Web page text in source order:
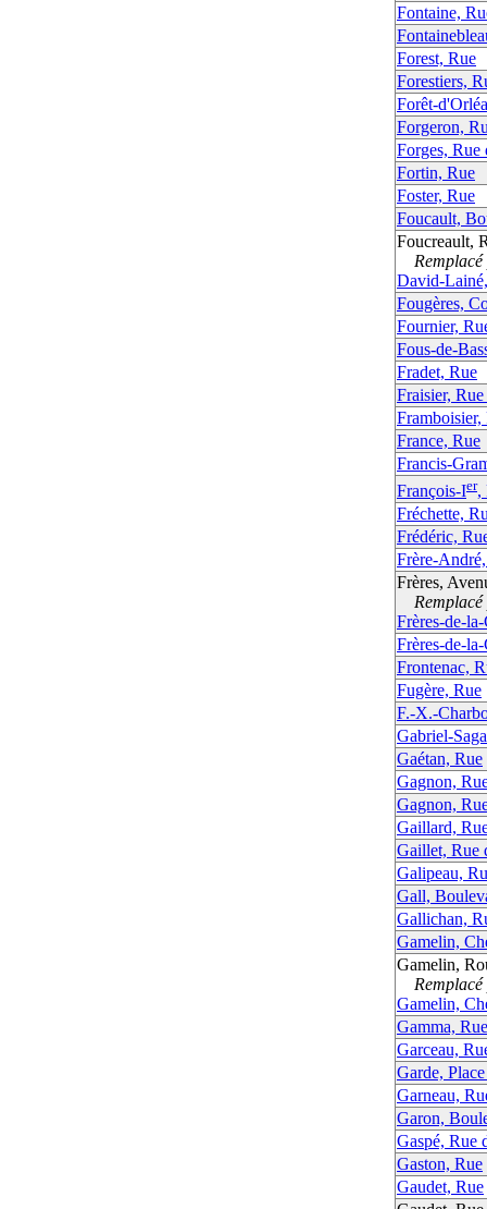
Fontaine,
Forest, Rue
Forestiers,
Forêt-
Forgeron,
Forges, Rue
Fortin, Rue
Foster, Rue
Foucault,
Foucreault,
Remplacé
David-
Fougères,
Fournier,
Fous-de-
Fradet, Rue
Fraisier,
Framboisier,
France, Rue
Francis-
François-Ier,
Fréchette,
Frédéric,
Frère-
Frères,
Remplacé
Frères-de-
Frères-de-
Frontenac,
Fugère, Rue
F.-X.-
Gabriel-
Gaétan, Rue
Gagnon,
Gagnon,
Gaillard,
Gaillet, Rue
Galipeau,
Gall,
Gallichan,
Gamelin,
Gamelin,
Remplacé
Gamelin,
Gamma, Rue
Garceau,
Garde,
Garneau,
Garon,
Gaspé, Rue
Gaston, Rue
Gaudet, Rue